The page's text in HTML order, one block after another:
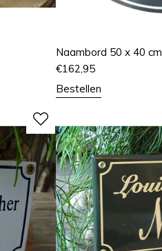
Naambord 50 x 40 cm
€162,95
Bestellen